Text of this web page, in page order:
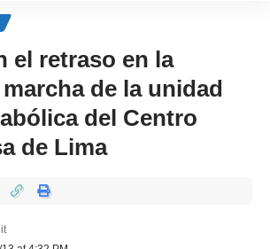
el retraso en la
de la unidad
del Centro
de Lima